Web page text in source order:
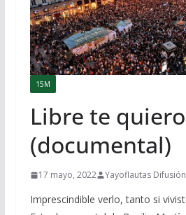
15M
Libre te quiero
(documental)
17 mayo, 2022 Yayoflautas Difusión
Imprescindible verlo, tanto si